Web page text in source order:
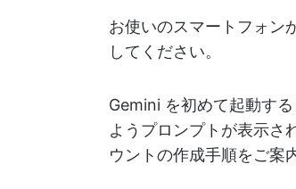
お使いのスマートフォン
してください。
Gemini を初めて起動す
ようプロンプトが表示さ
ウントの作成手順をご案